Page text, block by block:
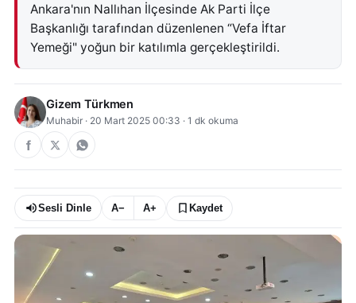
Ankara'nın Nallıhan İlçesinde Ak Parti İlçe
Başkanlığı tarafından düzenlenen “Vefa İftar
Yemeği" yoğun bir katılımla gerçekleştirildi.
Gizem Türkmen
Muhabir · 20 Mart 2025 00:33 · 1 dk okuma
Sesli Dinle A− A+ Kaydet